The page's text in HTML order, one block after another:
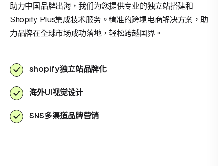
助力中国品牌出海，我们为您提供专业的独立站搭建和
Shopify Plus集成技术服务。精准的跨境电商解决方案，助
力品牌在全球市场成功落地，轻松跨越国界。
shopify独立站品牌化
海外UI视觉设计
SNS多渠道品牌营销